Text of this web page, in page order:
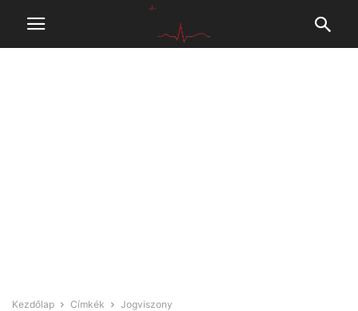
Kezdőlap Címkék Jogviszony